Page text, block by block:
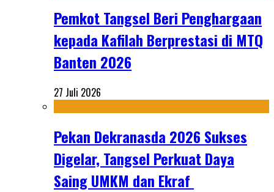
Pemkot Tangsel Beri Penghargaan
kepada Kafilah Berprestasi di MTQ
Banten 2026
27 Juli 2026
Pekan Dekranasda 2026 Sukses
Digelar, Tangsel Perkuat Daya
Saing UMKM dan Ekraf